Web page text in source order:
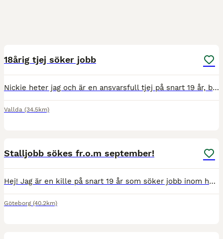
18årig tjej söker jobb
Nickie heter jag och är en ansvarsfull tjej på snart 19 år, bosatt i Vallda. Mitt stora intresse i livet har alltid varit hästar som jag hållit på med sedan 3 års ålder. När jag var 11 fick jag min
Vallda (34.5km)
Stalljobb sökes fr.o.m september!
Hej! Jag är en kille på snart 19 år som söker jobb inom hästbranschen efter sommaren (tillgänglig från september). Just nu har jag säsongsjobb fram till sista augusti på High Chaparral Jag har gått
Göteborg (40.2km)